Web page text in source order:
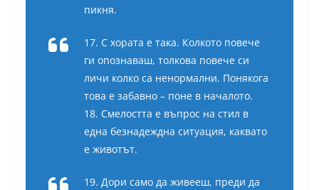
пикня.
17. С хората е така. Колкото повече
ги опознаваш, толкова повече си
личи колко са ненормални. Понякога
това е забавно – поне в началото.
18. Смелостта е въпрос на стил в
една безнадеждна ситуация, каквато
е животът.
19. Дори само да живееш, преди да